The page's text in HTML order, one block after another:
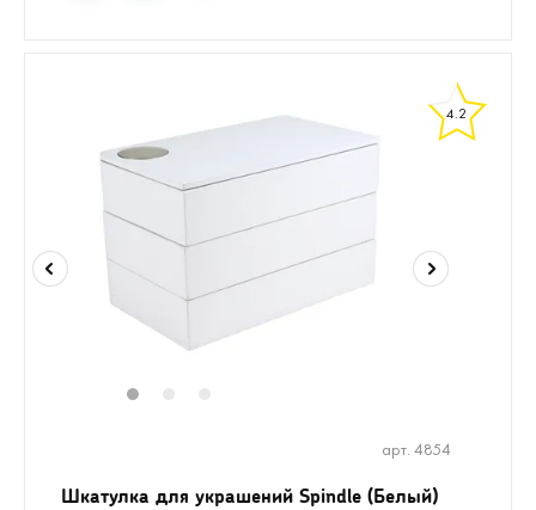
4.2
Шкатулка для украшений Spindle (Белый)
арт. 4854